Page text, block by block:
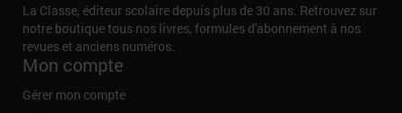
La Classe, éditeur scolaire depuis plus de 30 ans. Retrouvez sur
notre boutique tous nos livres, formules d'abonnement à nos
revues et anciens numéros.
Mon compte
Gérer mon compte